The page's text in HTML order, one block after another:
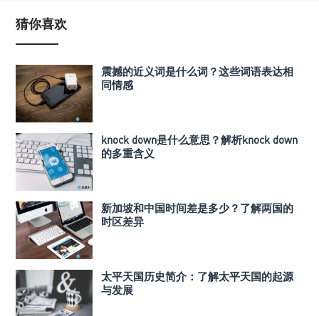
猜你喜欢
震撼的近义词是什么词？这些词语表达相
同情感
knock down是什么意思？解析knock down
的多重含义
新加坡和中国时间差是多少？了解两国的
时区差异
太平天国历史简介：了解太平天国的起源
与发展